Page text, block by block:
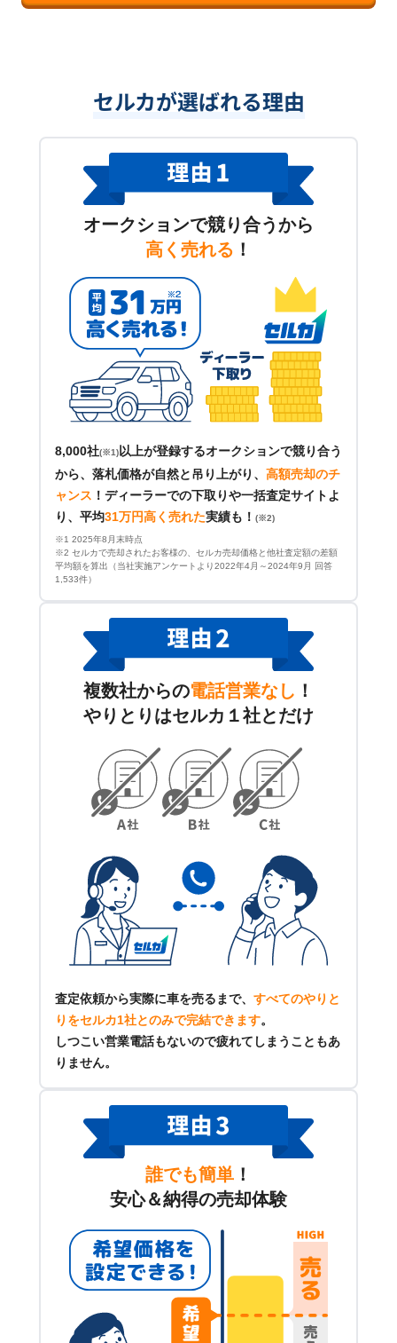
セルカが選ばれる理由
オークションで競り合うから
高く売れる ！
8,000社(※1)以上が登録するオークションで競り合う
から、落札価格が自然と吊り上がり、 高額売却のチ
ャンス ！ ディーラーでの下取りや一括査定サイトよ
り、平均31万円高く売れた実績も！ (※2)
※1 2025年8月末時点
※2 セルカで売却されたお客様の、セルカ売却価格と他社査定額の差額
平均額を算出（当社実施アンケートより2022年4月～2024年9月 回答
1,533件）
複数社からの電話営業なし ！
やりとりはセルカ１社とだけ
査定依頼から実際に車を売るまで、 すべてのやりと
りをセルカ1社とのみで完結できます。
しつこい営業電話もないので疲れてしまうこともあ
りません。
誰でも簡単 ！
安心＆納得の売却体験